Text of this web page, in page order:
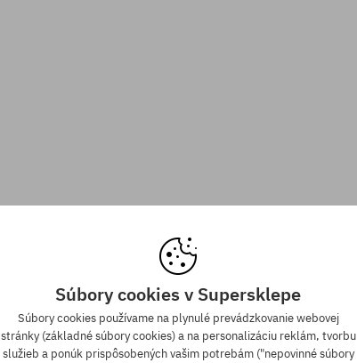
Súbory cookies v Supersklepe
Súbory cookies používame na plynulé prevádzkovanie webovej
stránky (základné súbory cookies) a na personalizáciu reklám, tvorbu
služieb a ponúk prispôsobených vašim potrebám ("nepovinné súbory